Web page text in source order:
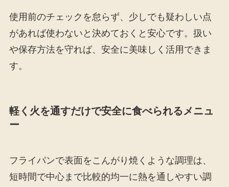
使用前のチェックを怠らず、少しでも疑わしい点
があれば使わないと決めておくと安心です。扱い
や保存方法を守れば、安全に美味しく活用できま
す。
軽く火を通すだけで安全に食べられるメニュ
ー
フライパンで表面をこんがり焼くような調理は、
短時間で中心まで比較的均一に熱を通しやすい調